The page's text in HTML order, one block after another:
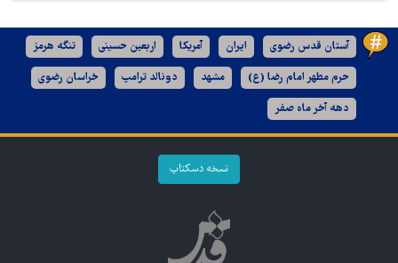
آستان قدس رضوی ایران آمریکا اربعین حسینی تنگه هرمز
حرم مطهر امام رضا (ع) مشهد دونالد ترامپ خراسان رضوی
دهه آخر ماه صفر
نسخه دسکتاپ